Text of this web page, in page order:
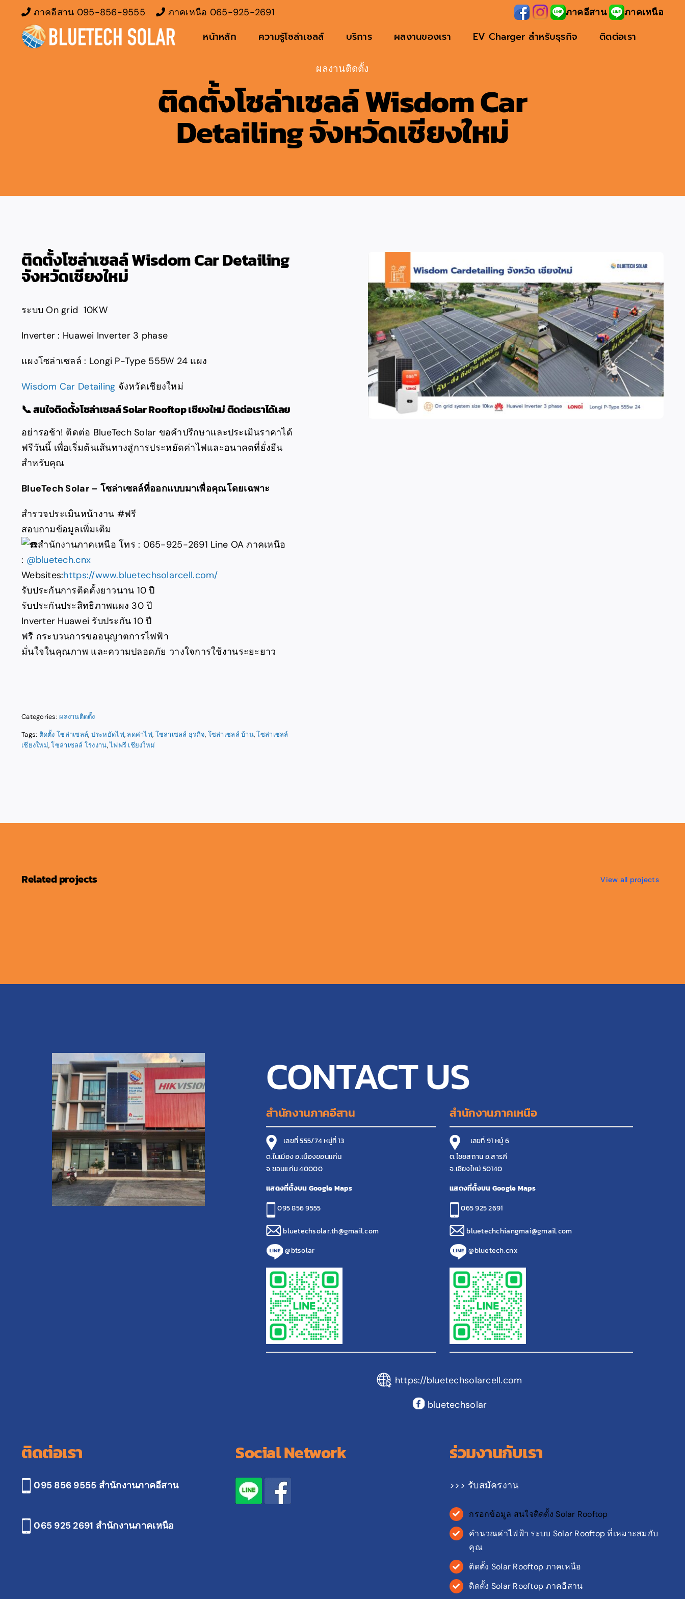
content
ภาคอีสาน 095-856-9555 ภาคเหนือ 065-925-2691 ภาคอีสาน ภาคเหนือ
หน้าหลัก ความรู้โซล่าเซลล์ บริการ ผลงานของเรา EV Charger สำหรับธุรกิจ ติดต่อเรา
ผลงานติดตั้ง
ติดตั้งโซล่าเซลล์ Wisdom Car
Detailing จังหวัดเชียงใหม่
ติดตั้งโซล่าเซลล์ Wisdom Car Detailing
จังหวัดเชียงใหม่
ระบบ On grid 10KW
Inverter : Huawei Inverter 3 phase
แผงโซล่าเซลล์ : Longi P-Type 555W 24 แผง
Wisdom Car Detailing จังหวัดเชียงใหม่
📞 สนใจติดตั้งโซล่าเซลล์ Solar Rooftop เชียงใหม่ ติดต่อเราได้เลย
อย่ารอช้า! ติดต่อ BlueTech Solar ขอคำปรึกษาและประเมินราคาได้
ฟรีวันนี้ เพื่อเริ่มต้นเส้นทางสู่การประหยัดค่าไฟและอนาคตที่ยั่งยืน
สำหรับคุณ
BlueTech Solar – โซล่าเซลล์ที่ออกแบบมาเพื่อคุณโดยเฉพาะ
สำรวจประเมินหน้างาน #ฟรี
สอบถามข้อมูลเพิ่มเติม
สำนักงานภาคเหนือ โทร : 065-925-2691 Line OA ภาคเหนือ
: @bluetech.cnx
Websites:https://www.bluetechsolarcell.com/
รับประกันการติดตั้งยาวนาน 10 ปี
รับประกันประสิทธิภาพแผง 30 ปี
Inverter Huawei รับประกัน 10 ปี
ฟรี กระบวนการขออนุญาตการไฟฟ้า
มั่นใจในคุณภาพ และความปลอดภัย วางใจการใช้งานระยะยาว
Categories:ผลงานติดตั้ง
Tags: ติดตั้ง โซล่าเซลล์, ประหยัดไฟ, ลดค่าไฟ, โซล่าเซลล์ ธุรกิจ, โซล่าเซลล์ บ้าน,โซล่าเซลล์
เชียงใหม่,โซล่าเซลล์ โรงงาน,ไฟฟรี เชียงใหม่
Related projects View all projects
CONTACT US
สำนักงานภาคอีสาน
เลขที่ 555/74 หมู่ที่ 13
ต.ในเมือง อ.เมืองขอนแก่น
จ.ขอนแก่น 40000
แสดงที่ตั้งบน Google Maps
095 856 9555
bluetechsolar.th@gmail.com
@btsolar
สำนักงานภาคเหนือ
เลขที่ 91 หมู๋ 6
ต.ไชยสถาน อ.สารภี
จ.เชียงใหม่ 50140
แสดงที่ตั้งบน Google Maps
065 925 2691
bluetechchiangmai@gmail.com
@bluetech.cnx
https://bluetechsolarcell.com
bluetechsolar
ติดต่อเรา
095 856 9555 สำนักงานภาคอีสาน
065 925 2691 สำนักงานภาคเหนือ
Social Network ร่วมงานกับเรา
>>> รับสมัครงาน
กรอกข้อมูล สนใจติดตั้ง Solar Rooftop
คำนวณค่าไฟฟ้า ระบบ Solar Rooftop ที่เหมาะสมกับ
คุณ
ติดตั้ง Solar Rooftop ภาคเหนือ
ติดตั้ง Solar Rooftop ภาคอีสาน